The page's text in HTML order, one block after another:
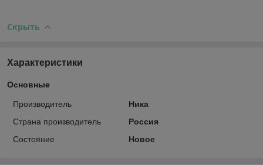
Скрыть
Характеристики
Основные
Производитель
Ника
Страна производитель
Россия
Состояние
Новое